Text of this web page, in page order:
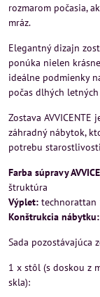
rozmarom počasia,
mráz.
Elegantný dizajn
ponúka nielen
ideálne podmienky
počas dlhých letných
Zostava
záhradný nábytok,
potrebu
Farba súpravy
štruktúra
Výplet: technorattan
Konštrukcia nábytku:
Sada pozostávajúca
1 x stôl (s doskou z
skla):